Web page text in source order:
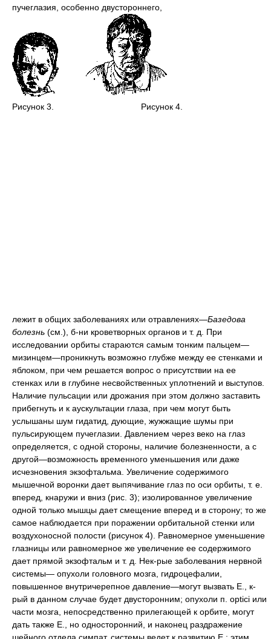
пучеглазия, особенно двустороннего,
Рисунок 3. Рисунок 4.
лежит в общих заболеваниях или отравлениях—Базедова
болезнь (см.), б-ни кроветворных органов и т. д. При
исследовании орбиты стараются самым тонким пальцем—
мизинцем—проникнуть возможно глубже между ее стенками и
яблоком, при чем решается вопрос о присутствии на ее
стенках или в глубине несвойственных уплотнений и выступов.
Наличие пульсации или дрожания при этом должно заставить
прибегнуть и к аускультации глаза, при чем могут быть
услышаны шум гидатид, дующие, жужжащие шумы при
пульсирующем пучеглазии. Давлением через веко на глаз
определяется, с одной стороны, наличие болезненности, а с
другой—возможность временного уменьшения или даже
исчезновения экзофтальма. Увеличение содержимого
мышечной воронки дает выпячивание глаз по оси орбиты, т. е.
вперед, кнаружи и вниз (рис. 3); изолированное увеличение
одной только мышцы дает смещение вперед и в сторону; то же
самое наблюдается при поражении орбитальной стенки или
воздухоносной полости (рисунок 4). Равномерное уменьшение
глазницы или равномерное же увеличение ее содержимого
дает прямой экзофтальм и т. д. Нек-рые заболевания нервной
системы— опухоли головного мозга, гидроцефалии,
повышенное внутричерепное давление—могут вызвать Е., к-
рый в данном случае будет двусторонним; опухоли п. optici или
части мозга, непосредственно прилегающей к орбите, могут
дать также Е., но односторонний, и наконец раздражение
шейного отдела симпат. системы ведет к развитию Е.; этим